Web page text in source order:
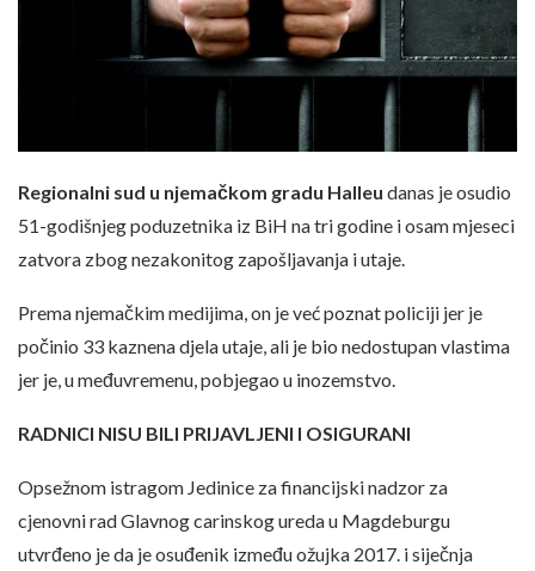
Regionalni sud u njemačkom gradu Halleu danas je osudio
51-godišnjeg poduzetnika iz BiH na tri godine i osam mjeseci
zatvora zbog nezakonitog zapošljavanja i utaje.
Prema njemačkim medijima, on je već poznat policiji jer je
počinio 33 kaznena djela utaje, ali je bio nedostupan vlastima
jer je, u međuvremenu, pobjegao u inozemstvo.
RADNICI NISU BILI PRIJAVLJENI I OSIGURANI
Opsežnom istragom Jedinice za financijski nadzor za
cjenovni rad Glavnog carinskog ureda u Magdeburgu
utvrđeno je da je osuđenik između ožujka 2017. i siječnja